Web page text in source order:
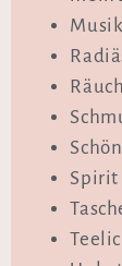
Spirit